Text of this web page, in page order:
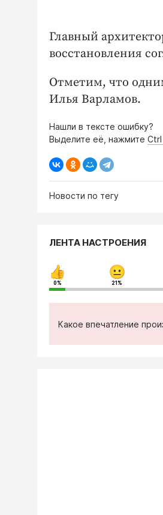
Главный
восстановления
Отметим, что
Илья Варламов.
Нашли в тексте ошибку?
Выделите её, нажмите
Новости по тегу
ЛЕНТА НАСТРОЕНИЯ
0% 21%
Какое впечатление